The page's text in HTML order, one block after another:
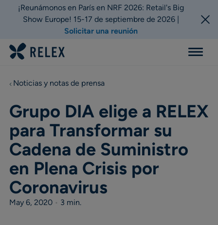
¡Reunámonos en París en NRF 2026: Retail's Big
Show Europe! 15-17 de septiembre de 2026 |
Solicitar una reunión
Menu
Noticias y notas de prensa
Grupo DIA elige a RELEX
para Transformar su
Cadena de Suministro
en Plena Crisis por
Coronavirus
May 6, 2020 • 3 min.